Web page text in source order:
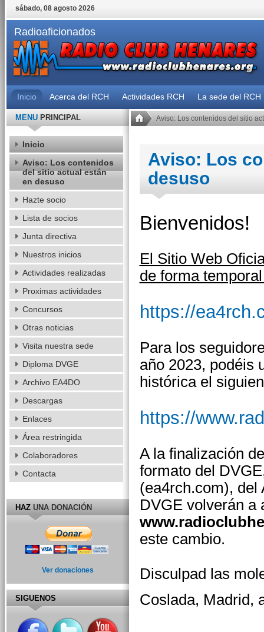
sábado, 08 agosto 2026
Radioaficionados
Inicio Acerca del RCH Actividades RCH La sede del RCH
Aviso: Los contenidos del sitio
Aviso: Los
desuso
Bienvenidos!
El Sitio Web
de forma
https://
Para los
año 2023, podéis
histórica el
https://
A la finalización
formato del
(ea4rch.com), del
DVGE volverán a
este cambio.
Disculpad las
Coslada, Madrid,
MENUPRINCIPAL
Inicio
Aviso: Los contenidos
del sitio actual están
en desuso
Hazte socio
Lista de socios
Junta directiva
Nuestros inicios
Actividades realizadas
Proximas actividades
Concursos
Otras noticias
Visita nuestra sede
Diploma DVGE
Archivo EA4DO
Descargas
Enlaces
Área restringida
Colaboradores
Contacta
HAZUNA DONACIÓN
Ver donaciones
SIGUENOS